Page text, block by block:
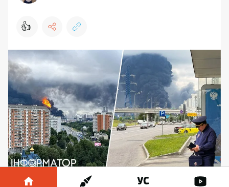
👍
Небо Москвы затянуло дымом от пожаров.